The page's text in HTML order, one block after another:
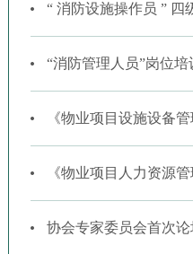
“ 消防设施操作员 ” 四
“消防管理人员”岗位
《物业项目设施设备
《物业项目人力资源
协会专家委员会首次